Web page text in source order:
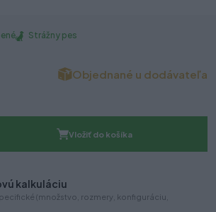
Strážny pes
Objednané u dodávateľa
Vložiť do košíka
kalkuláciu
(množstvo, rozmery, konfiguráciu,